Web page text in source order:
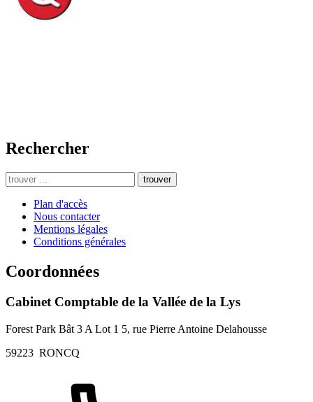
Rechercher
trouver
Plan d'accès
Nous contacter
Mentions légales
Conditions générales
Coordonnées
Cabinet Comptable de la Vallée de la Lys
Forest Park Bât 3 A Lot 1 5, rue Pierre Antoine Delahousse
59223 RONCQ